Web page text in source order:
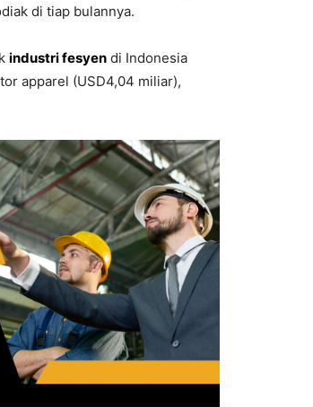
di tiap bulannya.
industri fesyen di Indonesia
apparel (USD4,04 miliar),